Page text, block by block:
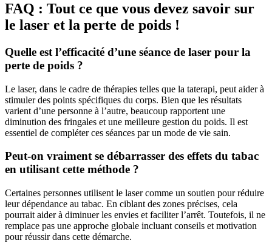
FAQ : Tout ce que vous devez savoir sur
le laser et la perte de poids !
Quelle est l’efficacité d’une séance de laser pour la
perte de poids ?
Le laser, dans le cadre de thérapies telles que la taterapi, peut aider à
stimuler des points spécifiques du corps. Bien que les résultats
varient d’une personne à l’autre, beaucoup rapportent une
diminution des fringales et une meilleure gestion du poids. Il est
essentiel de compléter ces séances par un mode de vie sain.
Peut-on vraiment se débarrasser des effets du tabac
en utilisant cette méthode ?
Certaines personnes utilisent le laser comme un soutien pour réduire
leur dépendance au tabac. En ciblant des zones précises, cela
pourrait aider à diminuer les envies et faciliter l’arrêt. Toutefois, il ne
remplace pas une approche globale incluant conseils et motivation
pour réussir dans cette démarche.